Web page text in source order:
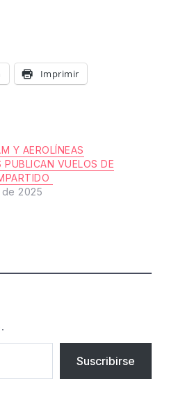
Imprimir
Y AEROLÍNEAS
PUBLICAN VUELOS DE
2025
Suscribirse